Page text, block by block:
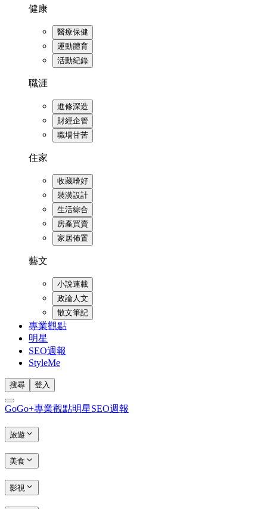
健康
醫療保健
運動體育
活動紀錄
職涯
進修深造
財經企管
職場甘苦
住家
收藏嗜好
裝潢設計
生活綜合
房產買賣
家居佈置
藝文
小說連載
政論人文
散文筆記
專業觀點
明星
SEO週報
StyleMe
搜尋 登入
GoGo+專業觀點明星SEO週報
旅遊
美食
影視